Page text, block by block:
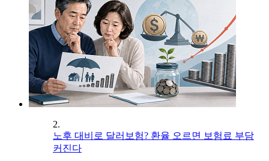
2.
노후 대비로 달러보험? 환율 오르면 보험료 부담
커진다